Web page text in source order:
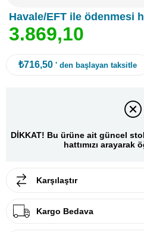
Havale/EFT ile ödenmesi
3.869,10
₺716,50 ' den başlayan taksitle
DİKKAT! Bu ürüne ait güncel
hattımızı arayarak
Karşılaştır
Kargo Bedava